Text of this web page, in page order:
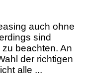
auch ohne
sind
beachten. An
der richtigen
alle ...